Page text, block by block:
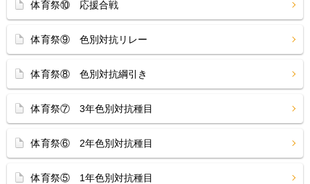
体育祭⑩ 応援合戦
体育祭⑨ 色別対抗リレー
体育祭⑧ 色別対抗綱引き
体育祭⑦ 3年色別対抗種目
体育祭⑥ 2年色別対抗種目
体育祭⑤ 1年色別対抗種目